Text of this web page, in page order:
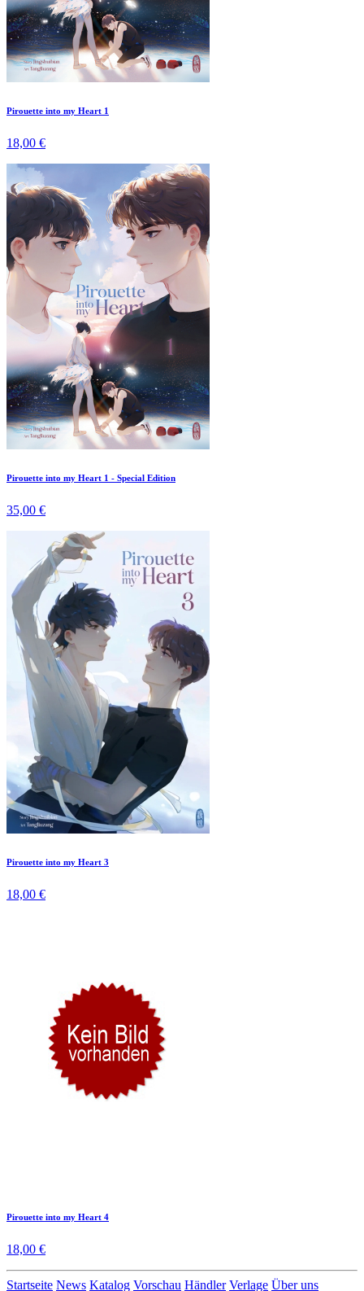
Pirouette into my Heart 1
18,00 €
Pirouette into my Heart 1 - Special Edition
35,00 €
Pirouette into my Heart 3
18,00 €
Pirouette into my Heart 4
18,00 €
Startseite News Katalog Vorschau Händler Verlage Über uns